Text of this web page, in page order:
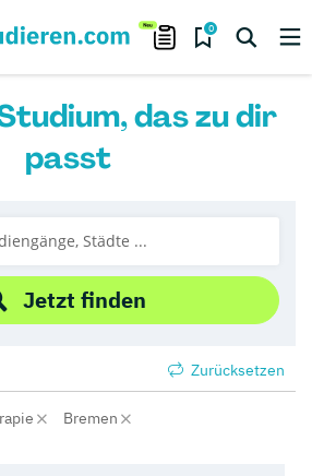
0
das zu dir
passt
Jetzt finden
Zurücksetzen
Bremen